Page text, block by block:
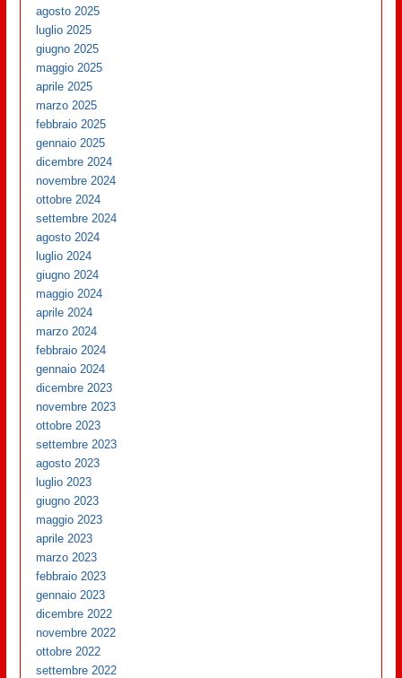
agosto 2025
luglio 2025
giugno 2025
maggio 2025
aprile 2025
marzo 2025
febbraio 2025
gennaio 2025
dicembre 2024
novembre 2024
ottobre 2024
settembre 2024
agosto 2024
luglio 2024
giugno 2024
maggio 2024
aprile 2024
marzo 2024
febbraio 2024
gennaio 2024
dicembre 2023
novembre 2023
ottobre 2023
settembre 2023
agosto 2023
luglio 2023
giugno 2023
maggio 2023
aprile 2023
marzo 2023
febbraio 2023
gennaio 2023
dicembre 2022
novembre 2022
ottobre 2022
settembre 2022